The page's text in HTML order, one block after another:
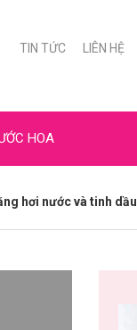
TIN TỨC LIÊN HỆ
HOA
hơi nước và tinh dầu